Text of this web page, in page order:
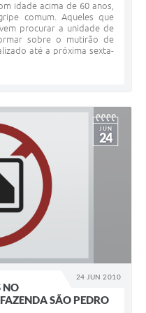
idade acima de 60 anos,
comum. Aqueles que
procurar a unidade de
sobre o mutirão de
até a próxima sexta-
24 JUN 2010
JUN
24
NO
SÃO PEDRO